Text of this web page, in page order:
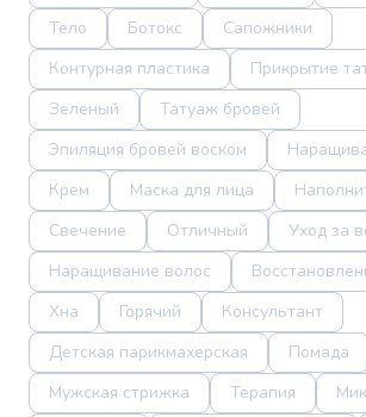
Тело
Ботокс
Сапожники
Контурная пластика
Прикрытие
Зеленый
Татуаж бровей
Эпиляция бровей воском
Крем
Маска для лица
Свечение
Отличный
Уход за
Наращивание волос
Хна
Горячий
Консультант
Детская парикмахерская
Помада
Мужская стрижка
Терапия